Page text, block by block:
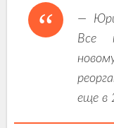
—
Все
еще в